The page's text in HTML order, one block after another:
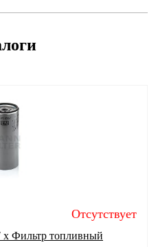
Отсутствует
Фильтр топливный